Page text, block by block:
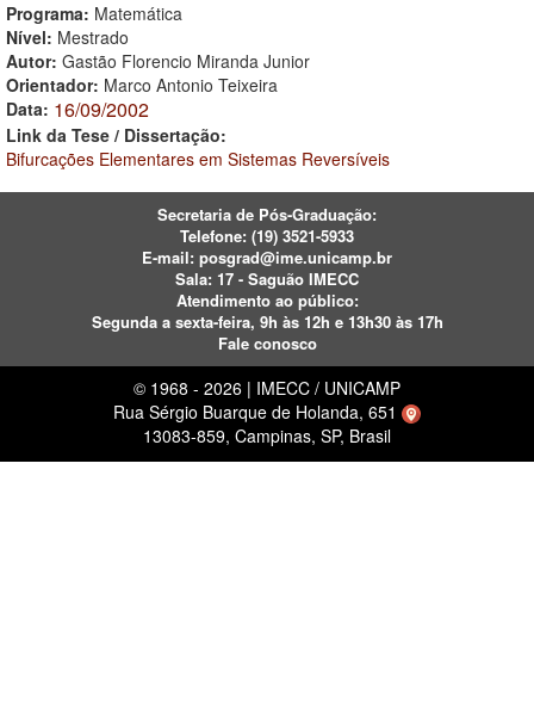
Programa: Matemática
Nível: Mestrado
Autor: Gastão Florencio Miranda Junior
Orientador: Marco Antonio Teixeira
Data: 16/09/2002
Link da Tese / Dissertação:
Bifurcações Elementares em Sistemas Reversíveis
Secretaria de Pós-Graduação:
Telefone: (19) 3521-5933
E-mail: posgrad@ime.unicamp.br
Sala: 17 - Saguão IMECC
Atendimento ao público:
Segunda a sexta-feira, 9h às 12h e 13h30 às 17h
Fale conosco
© 1968 - 2026 | IMECC / UNICAMP
Rua Sérgio Buarque de Holanda, 651
13083-859, Campinas, SP, Brasil